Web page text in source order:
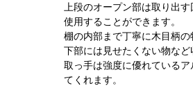
上段のオープン部は取り出
使用することができます。
棚の内部まで丁寧に木目柄
下部には見せたくない物など
取っ手は強度に優れている
てくれます。